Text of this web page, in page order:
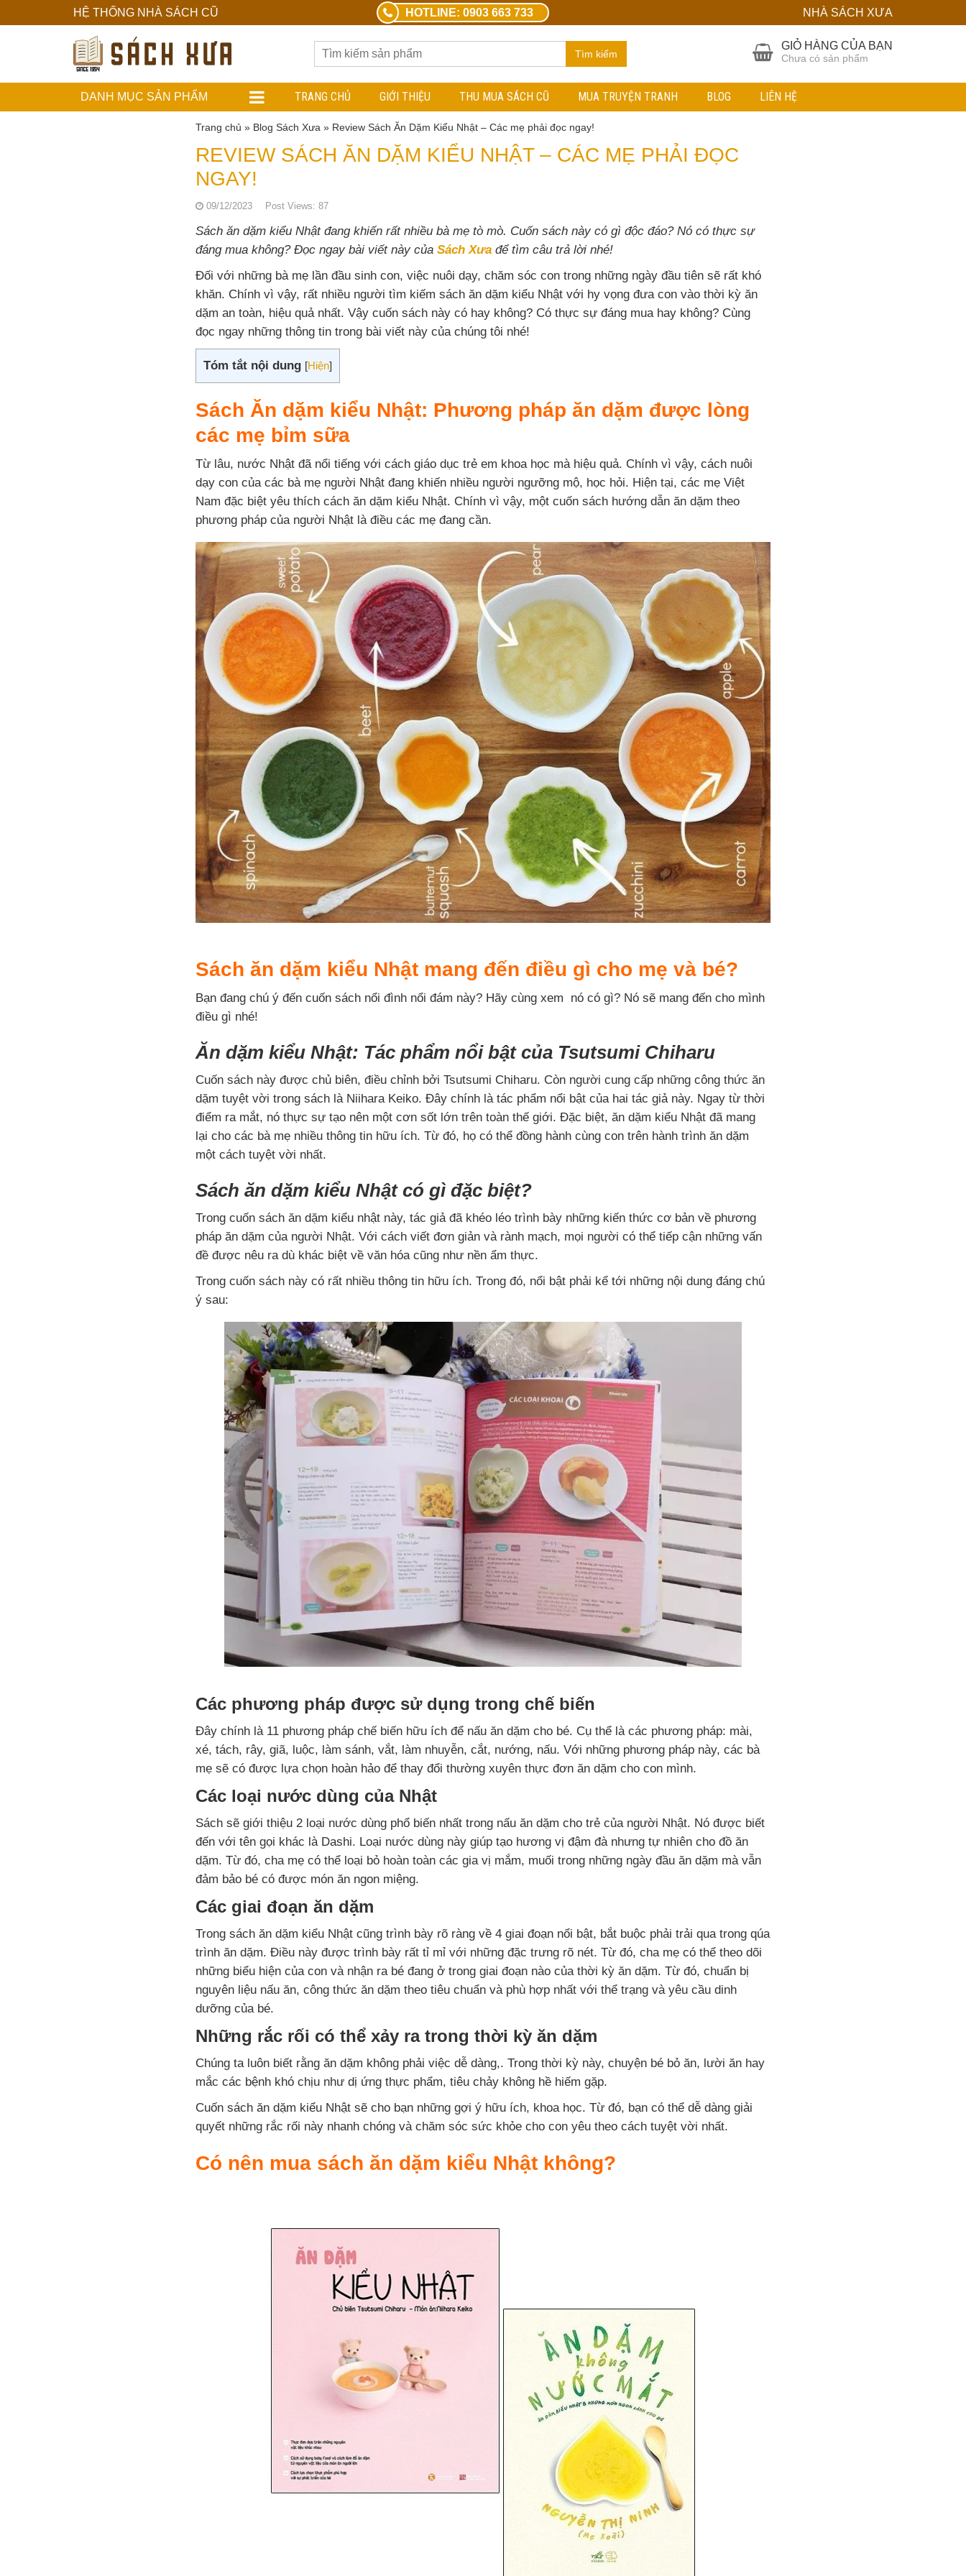
HỆ THỐNG NHÀ SÁCH CŨ HOTLINE: 0903 663 733 NHÀ SÁCH XƯA
Nhà
Sách
Cũ
Tìm kiếm
GIỎ HÀNG CỦA BẠN
Chưa có sản phẩm
DANH MỤC SẢN PHẨM TRANG CHỦ GIỚI THIỆU THU MUA SÁCH CŨ MUA TRUYỆN TRANH BLOG LIÊN HỆ
Trang chủ » Blog Sách Xưa » Review Sách Ăn Dặm Kiểu Nhật – Các mẹ phải đọc ngay!
REVIEW SÁCH ĂN DẶM KIỂU NHẬT – CÁC MẸ PHẢI ĐỌC
NGAY!
09/12/2023 Post Views: 87
Sách ăn dặm kiểu Nhật đang khiến rất nhiều bà mẹ tò mò. Cuốn sách này có gì độc đáo? Nó có thực sự
đáng mua không? Đọc ngay bài viết này của Sách Xưa để tìm câu trả lời nhé!
Đối với những bà mẹ lần đầu sinh con, việc nuôi dạy, chăm sóc con trong những ngày đầu tiên sẽ rất khó
khăn. Chính vì vậy, rất nhiều người tìm kiếm sách ăn dặm kiểu Nhật với hy vọng đưa con vào thời kỳ ăn
dặm an toàn, hiệu quả nhất. Vậy cuốn sách này có hay không? Có thực sự đáng mua hay không? Cùng
đọc ngay những thông tin trong bài viết này của chúng tôi nhé!
Tóm tắt nội dung [Hiện]
Sách Ăn dặm kiểu Nhật: Phương pháp ăn dặm được lòng
các mẹ bỉm sữa
Từ lâu, nước Nhật đã nổi tiếng với cách giáo dục trẻ em khoa học mà hiệu quả. Chính vì vậy, cách nuôi
dạy con của các bà mẹ người Nhật đang khiến nhiều người ngưỡng mộ, học hỏi. Hiện tại, các mẹ Việt
Nam đặc biệt yêu thích cách ăn dặm kiểu Nhật. Chính vì vậy, một cuốn sách hướng dẫn ăn dặm theo
phương pháp của người Nhật là điều các mẹ đang cần.
Sách ăn dặm kiểu Nhật mang đến điều gì cho mẹ và bé?
Bạn đang chú ý đến cuốn sách nổi đình nổi đám này? Hãy cùng xem nó có gì? Nó sẽ mang đến cho mình
điều gì nhé!
Ăn dặm kiểu Nhật: Tác phẩm nổi bật của Tsutsumi Chiharu
Cuốn sách này được chủ biên, điều chỉnh bởi Tsutsumi Chiharu. Còn người cung cấp những công thức ăn
dặm tuyệt vời trong sách là Niihara Keiko. Đây chính là tác phẩm nổi bật của hai tác giả này. Ngay từ thời
điểm ra mắt, nó thực sự tạo nên một cơn sốt lớn trên toàn thế giới. Đặc biệt, ăn dặm kiểu Nhật đã mang
lại cho các bà mẹ nhiều thông tin hữu ích. Từ đó, họ có thể đồng hành cùng con trên hành trình ăn dặm
một cách tuyệt vời nhất.
Sách ăn dặm kiểu Nhật có gì đặc biệt?
Trong cuốn sách ăn dặm kiểu nhật này, tác giả đã khéo léo trình bày những kiến thức cơ bản về phương
pháp ăn dặm của người Nhật. Với cách viết đơn giản và rành mạch, mọi người có thể tiếp cận những vấn
đề được nêu ra dù khác biệt về văn hóa cũng như nền ẩm thực.
Trong cuốn sách này có rất nhiều thông tin hữu ích. Trong đó, nổi bật phải kể tới những nội dung đáng chú
ý sau:
Các phương pháp được sử dụng trong chế biến
Đây chính là 11 phương pháp chế biến hữu ích để nấu ăn dặm cho bé. Cụ thể là các phương pháp: mài,
xé, tách, rây, giã, luộc, làm sánh, vắt, làm nhuyễn, cắt, nướng, nấu. Với những phương pháp này, các bà
mẹ sẽ có được lựa chọn hoàn hảo để thay đổi thường xuyên thực đơn ăn dặm cho con mình.
Các loại nước dùng của Nhật
Sách sẽ giới thiệu 2 loại nước dùng phổ biến nhất trong nấu ăn dặm cho trẻ của người Nhật. Nó được biết
đến với tên gọi khác là Dashi. Loại nước dùng này giúp tạo hương vị đậm đà nhưng tự nhiên cho đồ ăn
dặm. Từ đó, cha mẹ có thể loại bỏ hoàn toàn các gia vị mắm, muối trong những ngày đầu ăn dặm mà vẫn
đảm bảo bé có được món ăn ngon miệng.
Các giai đoạn ăn dặm
Trong sách ăn dặm kiểu Nhật cũng trình bày rõ ràng về 4 giai đoạn nổi bật, bắt buộc phải trải qua trong qúa
trình ăn dặm. Điều này được trình bày rất tỉ mỉ với những đặc trưng rõ nét. Từ đó, cha mẹ có thể theo dõi
những biểu hiện của con và nhận ra bé đang ở trong giai đoạn nào của thời kỳ ăn dặm. Từ đó, chuẩn bị
nguyên liệu nấu ăn, công thức ăn dặm theo tiêu chuẩn và phù hợp nhất với thể trạng và yêu cầu dinh
dưỡng của bé.
Những rắc rối có thể xảy ra trong thời kỳ ăn dặm
Chúng ta luôn biết rằng ăn dặm không phải việc dễ dàng,. Trong thời kỳ này, chuyện bé bỏ ăn, lười ăn hay
mắc các bệnh khó chịu như dị ứng thực phẩm, tiêu chảy không hề hiếm gặp.
Cuốn sách ăn dặm kiểu Nhật sẽ cho bạn những gợi ý hữu ích, khoa học. Từ đó, bạn có thể dễ dàng giải
quyết những rắc rối này nhanh chóng và chăm sóc sức khỏe cho con yêu theo cách tuyệt vời nhất.
Có nên mua sách ăn dặm kiểu Nhật không?